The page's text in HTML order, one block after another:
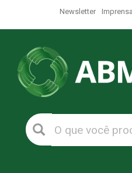
Newsletter Imprensa